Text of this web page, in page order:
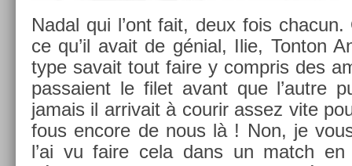
Nadal qui l’ont fait, deux fois chacun.
ce qu’il avait de génial, Ilie, Ton­ton
type savait tout faire y com­pris des
pas­saient le filet avant que l’autre
jamais il ar­rivait à co­urir assez vite
fous en­core de nous là ! Non, je
l’ai vu faire cela dans un match